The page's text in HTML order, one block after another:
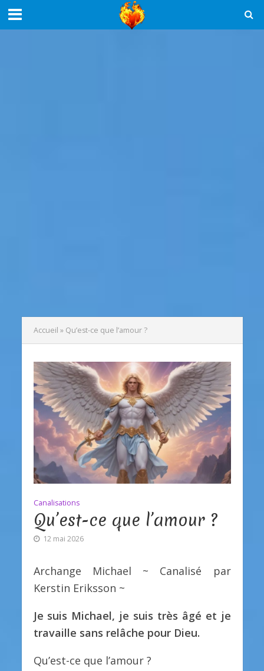
Accueil » Qu’est-ce que l’amour ?
Canalisations
Qu’est-ce que l’amour ?
12 mai 2026
Archange Michael ~ Canalisé par
Kerstin Eriksson ~
Je suis Michael, je suis très âgé et je
travaille sans relâche pour Dieu.
Qu’est-ce que l’amour ?